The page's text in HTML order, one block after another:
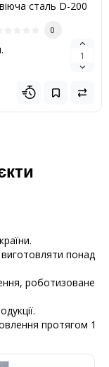
сталь D-200
0
понад
роботизоване
протягом 1